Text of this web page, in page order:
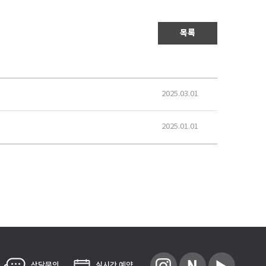
목록
2025.03.01
2025.01.01